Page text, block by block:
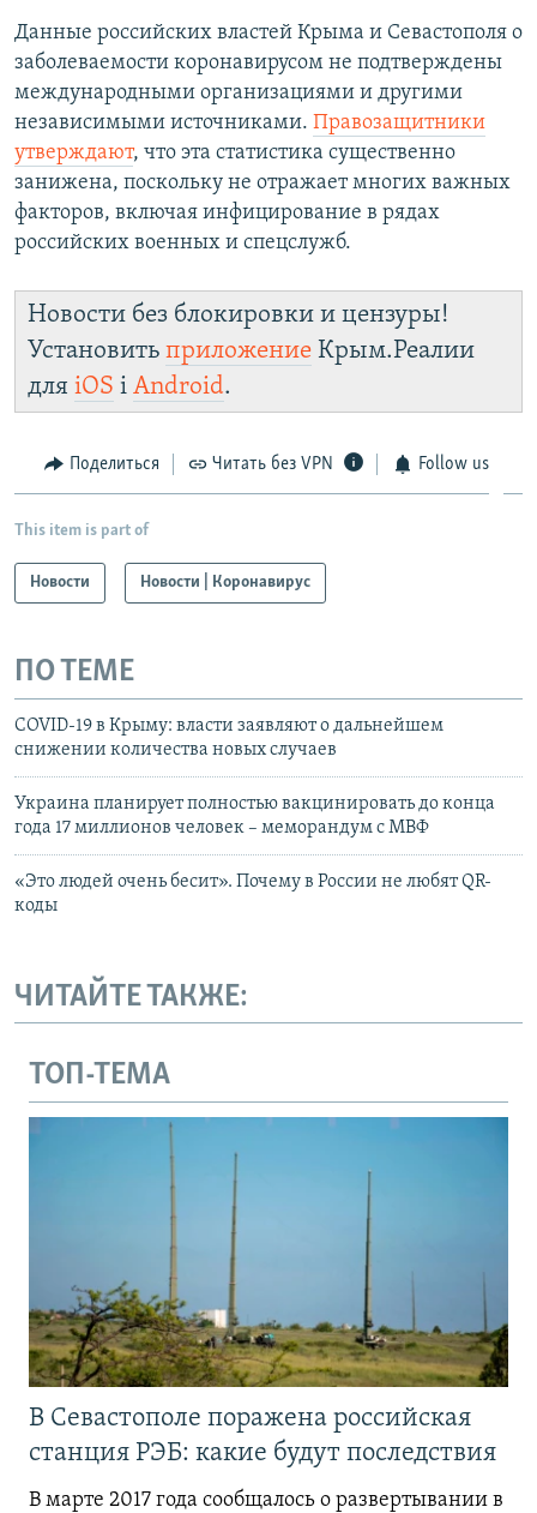
Данные российских властей Крыма и Севастополя о
заболеваемости коронавирусом не подтверждены
международными организациями и другими
независимыми источниками. Правозащитники
утверждают, что эта статистика существенно
занижена, поскольку не отражает многих важных
факторов, включая инфицирование в рядах
российских военных и спецслужб.
Новости без блокировки и цензуры!
Установить приложение Крым.Реалии
для iOS і Android.
Поделиться Читать без VPN Follow us
This item is part of
Новости Новости | Коронавирус
ПО ТЕМЕ
COVID-19 в Крыму: власти заявляют о дальнейшем
снижении количества новых случаев
Украина планирует полностью вакцинировать до конца
года 17 миллионов человек – меморандум с МВФ
«Это людей очень бесит». Почему в России не любят QR-
коды
ЧИТАЙТЕ ТАКЖЕ:
ТОП-ТЕМА
В Севастополе поражена российская
станция РЭБ: какие будут последствия
В марте 2017 года сообщалось о развертывании в